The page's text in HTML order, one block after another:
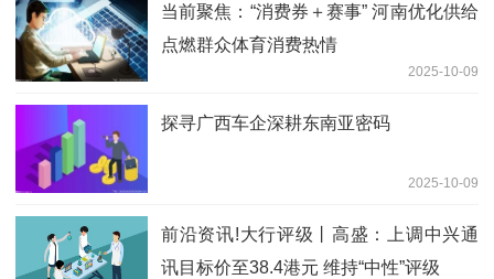
当前聚焦：“消费券＋赛事” 河南优化供给
点燃群众体育消费热情
2025-10-09
探寻广西车企深耕东南亚密码
2025-10-09
前沿资讯!大行评级丨高盛：上调中兴通
讯目标价至38.4港元 维持“中性”评级